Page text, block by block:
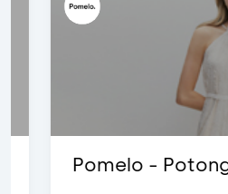
Pomelo -